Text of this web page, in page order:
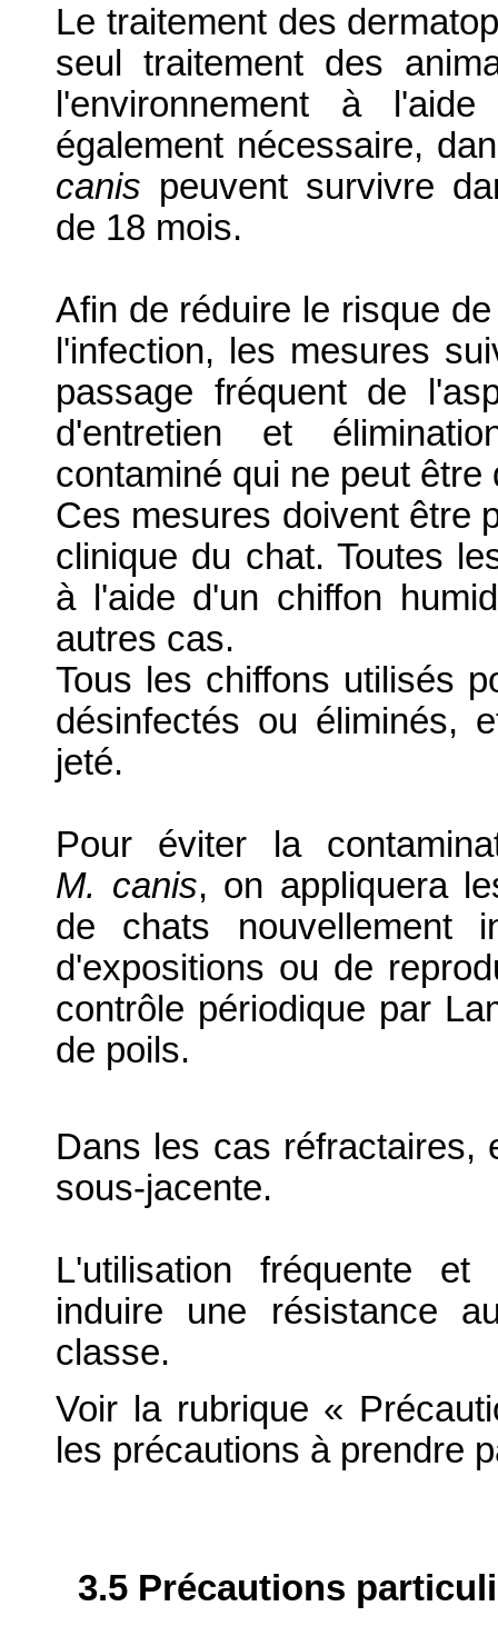
Le traitement des
seul traitement des
l'environnement à
également nécessaire,
canis peuvent survivre
de 18 mois.
Afin de réduire le risque
l'infection, les mesures
passage fréquent de
d'entretien et
contaminé qui ne peut être
Ces mesures doivent être
clinique du chat. Toutes
à l'aide d'un chiffon
autres cas.
Tous les chiffons utilisés
désinfectés ou éliminés,
jeté.
Pour éviter la
M. canis, on appliquera
de chats nouvellement
d'expositions ou de
contrôle périodique par
de poils.
Dans les cas réfractaires,
sous-jacente.
L'utilisation fréquente et
induire une résistance
classe.
Voir la rubrique «
les précautions à prendre
3.5 Précautions